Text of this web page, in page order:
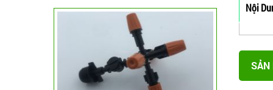
Nội
SẢN